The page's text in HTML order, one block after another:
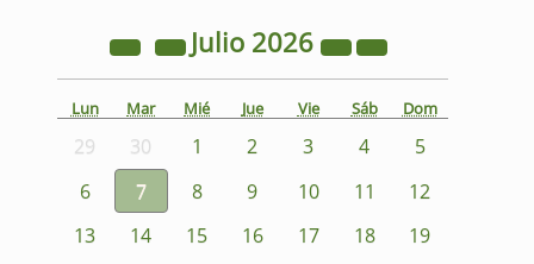
Julio 2026
Lun Mar Mié Jue Vie Sáb Dom
29 30 1 2 3 4
5
6
7 8 9 10 11
12
13
14 15 16 17 18
19